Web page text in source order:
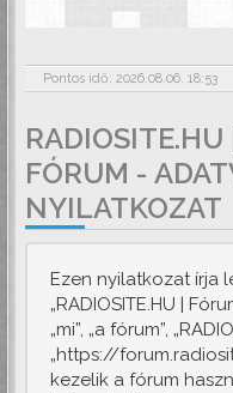
Pontos idő: 2026.08.06. 18:53
RADIOSITE.HU |
FÓRUM -
NYILATKOZAT
Ezen nyilatkozat írja
„RADIOSITE.HU |
„mi”, „a fórum”,
„https://
kezelik a fórum